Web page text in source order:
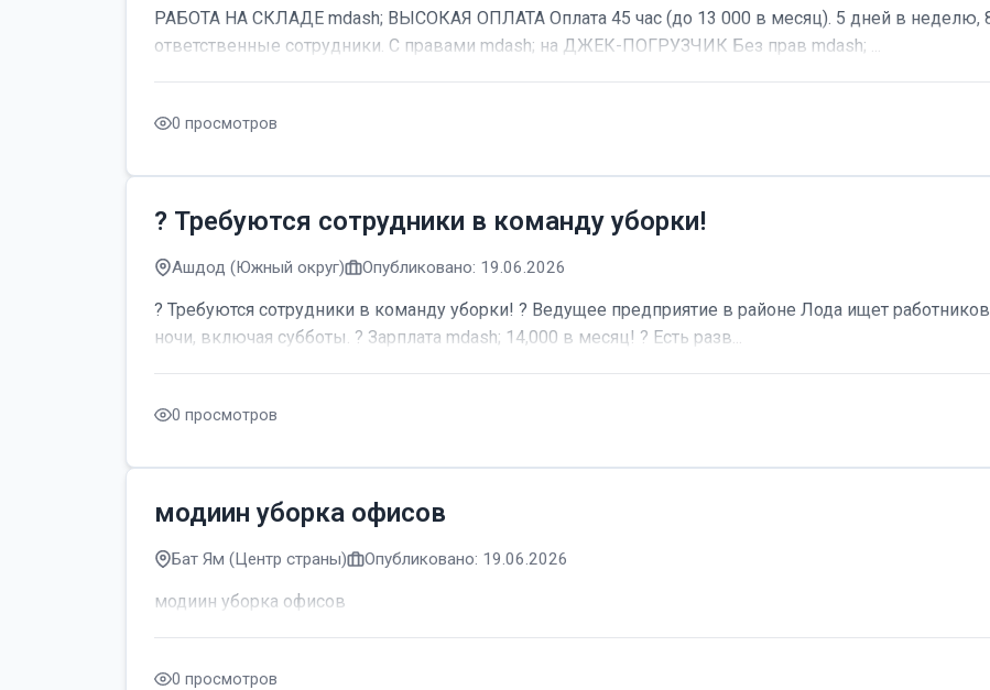
РАБОТА НА СКЛАДЕ mdash; ВЫСОКАЯ ОПЛАТА Оплата 45 час (до 13 000 в месяц). 5 дней в неделю,
ответственные сотрудники. С правами mdash; на ДЖЕК-ПОГРУЗЧИК Без прав mdash; ...
0 просмотров
? Требуются сотрудники в команду уборки!
Ашдод (Южный округ) Опубликовано: 19.06.2026
? Требуются сотрудники в команду уборки! ? Ведущее предприятие в районе Лода ищет
ночи, включая субботы. ? Зарплата mdash; 14,000 в месяц! ? Есть разв...
0 просмотров
модиин уборка офисов
Бат Ям (Центр страны) Опубликовано: 19.06.2026
модиин уборка офисов
0 просмотров